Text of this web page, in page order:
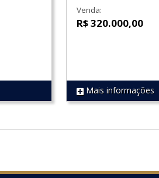
REF 1768
Venda:
R$ 320.000,00
Mais informações